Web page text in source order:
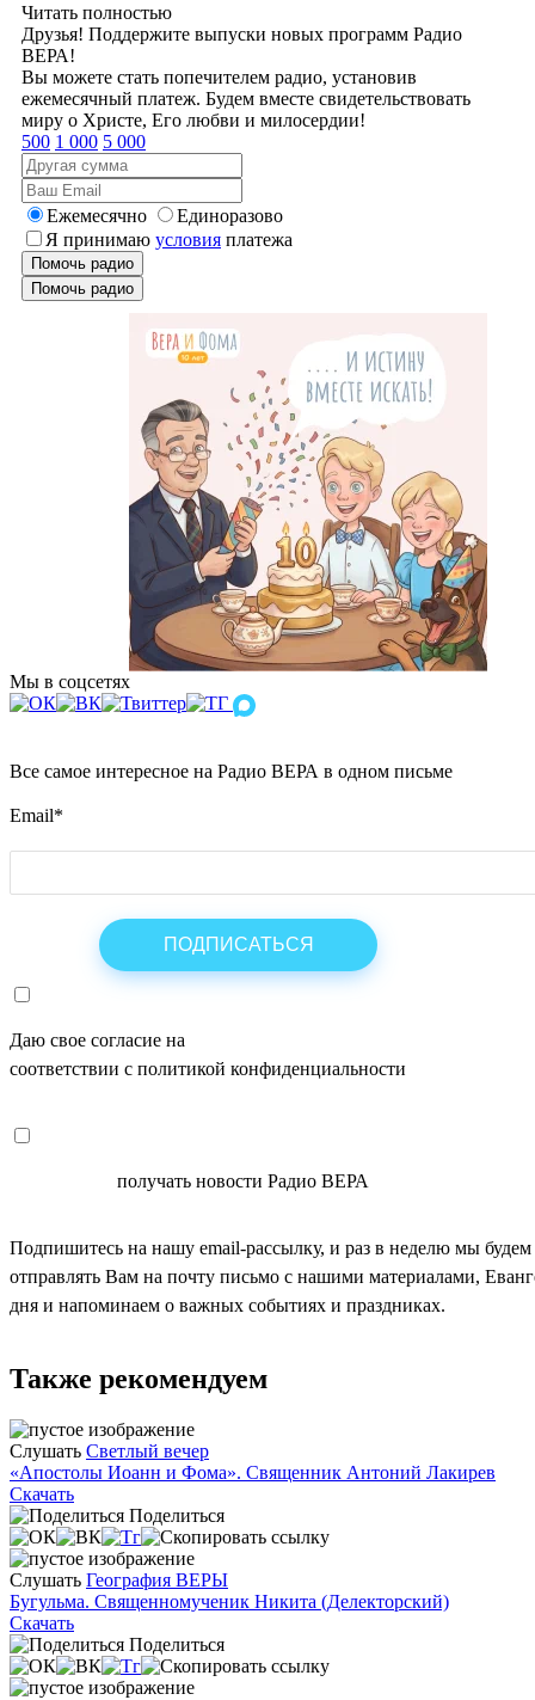
Читать полностью
Друзья! Поддержите выпуски новых программ Радио
ВЕРА!
Вы можете стать попечителем радио, установив
ежемесячный платеж. Будем вместе свидетельствовать
миру о Христе, Его любви и милосердии!
500 1 000 5 000
Ежемесячно
Единоразово
Я принимаю условия платежа
Помочь радио
Помочь радио
Мы в соцсетях
Все самое интересное на Радио ВЕРА в одном письме
Email*
Даю свое согласие на
соответствии с политикой конфиденциальности
получать новости Радио ВЕРА
Подпишитесь на нашу email-рассылку, и раз в неделю мы будем
отправлять Вам на почту письмо с нашими материалами,
дня и напоминаем о важных событиях и праздниках.
Также рекомендуем
Слушать Светлый вечер
«Апостолы Иоанн и Фома». Священник Антоний Лакирев
Скачать
Поделиться
Слушать География ВЕРЫ
Бугульма. Священномученик Никита (Делекторский)
Скачать
Поделиться